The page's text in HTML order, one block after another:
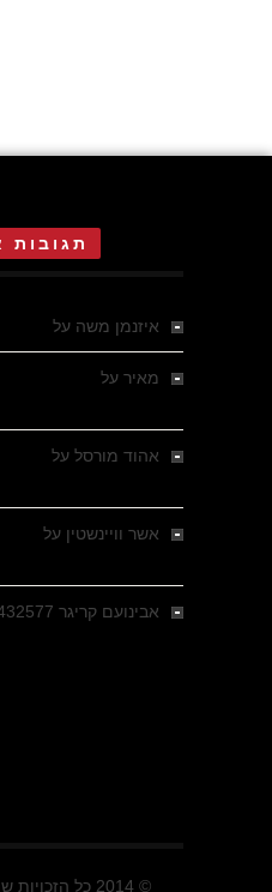
תגובות
איזנמן משה על
מאיר על
אהוד מורסל על
אשר וויינשטין על
אבינועם קריגר 097432577
© 2014 כל הזכויות שמורות.